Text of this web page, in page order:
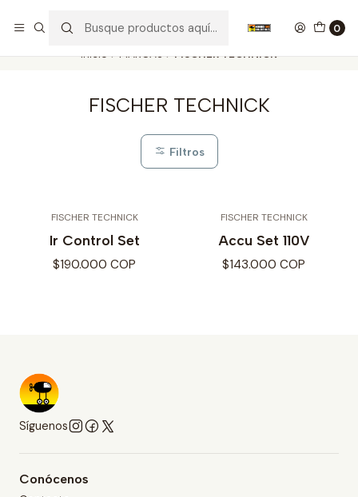
0
Inicio MARCAS FISCHER TECHNICK
FISCHER TECHNICK
Filtros
FISCHER TECHNICK
Ir Control Set
$190.000 COP
FISCHER TECHNICK
Accu Set 110V
$143.000 COP
Síguenos
Conócenos